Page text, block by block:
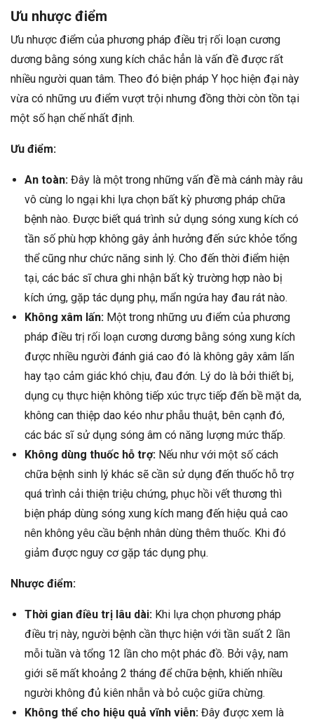
Ưu nhược điểm
Ưu nhược điểm của phương pháp điều trị rối loạn cương
dương bằng sóng xung kích chắc hẳn là vấn đề được rất
nhiều người quan tâm. Theo đó biện pháp Y học hiện đại này
vừa có những ưu điểm vượt trội nhưng đồng thời còn tồn tại
một số hạn chế nhất định.
Ưu điểm:
An toàn: Đây là một trong những vấn đề mà cánh mày râu
vô cùng lo ngại khi lựa chọn bất kỳ phương pháp chữa
bệnh nào. Được biết quá trình sử dụng sóng xung kích có
tần số phù hợp không gây ảnh hưởng đến sức khỏe tổng
thể cũng như chức năng sinh lý. Cho đến thời điểm hiện
tại, các bác sĩ chưa ghi nhận bất kỳ trường hợp nào bị
kích ứng, gặp tác dụng phụ, mẩn ngứa hay đau rát nào.
Không xâm lấn: Một trong những ưu điểm của phương
pháp điều trị rối loạn cương dương bằng sóng xung kích
được nhiều người đánh giá cao đó là không gây xâm lấn
hay tạo cảm giác khó chịu, đau đớn. Lý do là bởi thiết bị,
dụng cụ thực hiện không tiếp xúc trực tiếp đến bề mặt da,
không can thiệp dao kéo như phẫu thuật, bên cạnh đó,
các bác sĩ sử dụng sóng âm có năng lượng mức thấp.
Không dùng thuốc hỗ trợ: Nếu như với một số cách
chữa bệnh sinh lý khác sẽ cần sử dụng đến thuốc hỗ trợ
quá trình cải thiện triệu chứng, phục hồi vết thương thì
biện pháp dùng sóng xung kích mang đến hiệu quả cao
nên không yêu cầu bệnh nhân dùng thêm thuốc. Khi đó
giảm được nguy cơ gặp tác dụng phụ.
Nhược điểm:
Thời gian điều trị lâu dài: Khi lựa chọn phương pháp
điều trị này, người bệnh cần thực hiện với tần suất 2 lần
mỗi tuần và tổng 12 lần cho một phác đồ. Bởi vậy, nam
giới sẽ mất khoảng 2 tháng để chữa bệnh, khiến nhiều
người không đủ kiên nhẫn và bỏ cuộc giữa chừng.
Không thể cho hiệu quả vĩnh viễn: Đây được xem là